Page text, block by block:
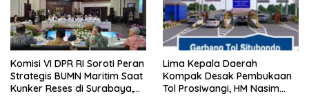
Komisi VI DPR RI Soroti Peran
Strategis BUMN Maritim Saat
Kunker Reses di Surabaya,
Lima Kepala Daerah
Kompak Desak Pembukaan
Tol Prosiwangi, HM Nasim